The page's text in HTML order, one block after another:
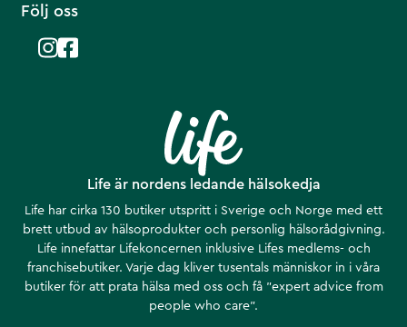
Life är nordens ledande hälsokedja
Life har cirka 130 butiker utspritt i Sverige och Norge med ett
brett utbud av hälsoprodukter och personlig hälsorådgivning.
Life innefattar Lifekoncernen inklusive Lifes medlems- och
franchisebutiker. Varje dag kliver tusentals människor in i våra
butiker för att prata hälsa med oss och få ”expert advice from
people who care”.
Följ oss